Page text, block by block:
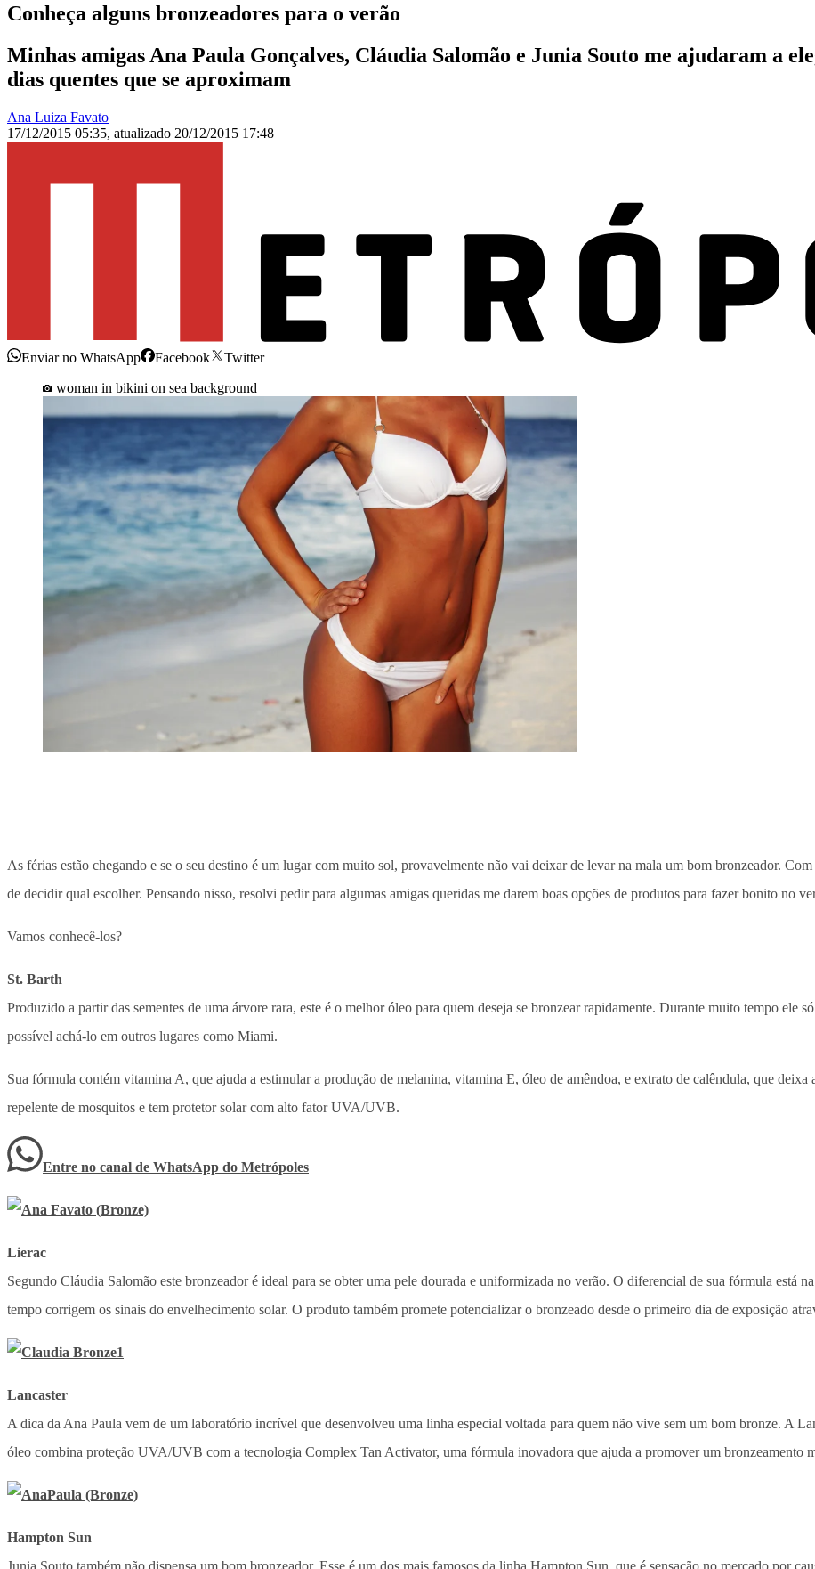
Conheça alguns bronzeadores para o verão
Minhas amigas Ana Paula Gonçalves, Cláudia Salomão e Junia Souto me ajudaram a
dias quentes que se aproximam
Ana Luiza Favato
17/12/2015 05:35, atualizado 20/12/2015 17:48
Enviar no WhatsApp Facebook
Twitter
woman in bikini on sea background
As férias estão chegando e se o seu destino é um lugar com muito sol, provavelmente não vai deixar de levar na mala um bom bronzeador.
de decidir qual escolher. Pensando nisso, resolvi pedir para algumas amigas queridas me darem boas opções de produtos para fazer bonito no
Vamos conhecê-los?
St. Barth
Produzido a partir das sementes de uma árvore rara, este é o melhor óleo para quem deseja se bronzear rapidamente. Durante muito tempo ele
possível achá-lo em outros lugares como Miami.
Sua fórmula contém vitamina A, que ajuda a estimular a produção de melanina, vitamina E, óleo de amêndoa, e extrato de calêndula, que
repelente de mosquitos e tem protetor solar com alto fator UVA/UVB.
Entre no canal de WhatsApp do Metrópoles
Lierac
Segundo Cláudia Salomão este bronzeador é ideal para se obter uma pele dourada e uniformizada no verão. O diferencial de sua fórmula está
tempo corrigem os sinais do envelhecimento solar. O produto também promete potencializar o bronzeado desde o primeiro dia de exposição
Lancaster
A dica da Ana Paula vem de um laboratório incrível que desenvolveu uma linha especial voltada para quem não vive sem um bom bronze. A
óleo combina proteção UVA/UVB com a tecnologia Complex Tan Activator, uma fórmula inovadora que ajuda a promover um bronzeamento
Hampton Sun